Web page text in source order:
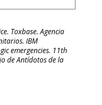
Toxbase. Agencia
IBM
emergencies. 11th
de Antídotos de la